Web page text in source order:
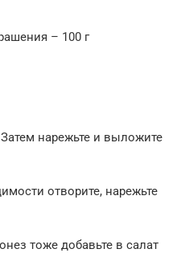
– 100 г
нарежьте и выложите
отворите, нарежьте
тоже добавьте в салат